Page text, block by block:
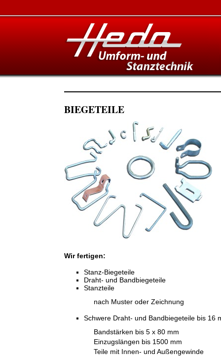
BIEGETEILE
Wir fertigen:
Stanz-Biegeteile
Draht- und Bandbiegeteile
Stanzteile
nach Muster oder Zeichnung
Schwere Draht- und Bandbiegeteile bis 16
Bandstärken bis 5 x 80 mm
Einzugslängen bis 1500 mm
Teile mit Innen- und Außengewinde